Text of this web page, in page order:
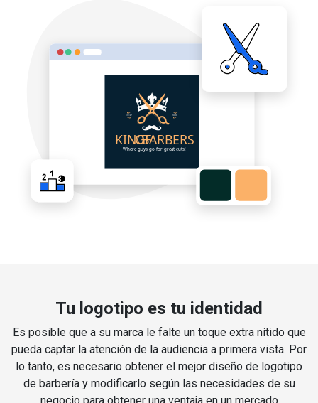
Tu logotipo es tu identidad
Es posible que a su marca le falte un toque extra nítido que
pueda captar la atención de la audiencia a primera vista. Por
lo tanto, es necesario obtener el mejor diseño de logotipo
de barbería y modificarlo según las necesidades de su